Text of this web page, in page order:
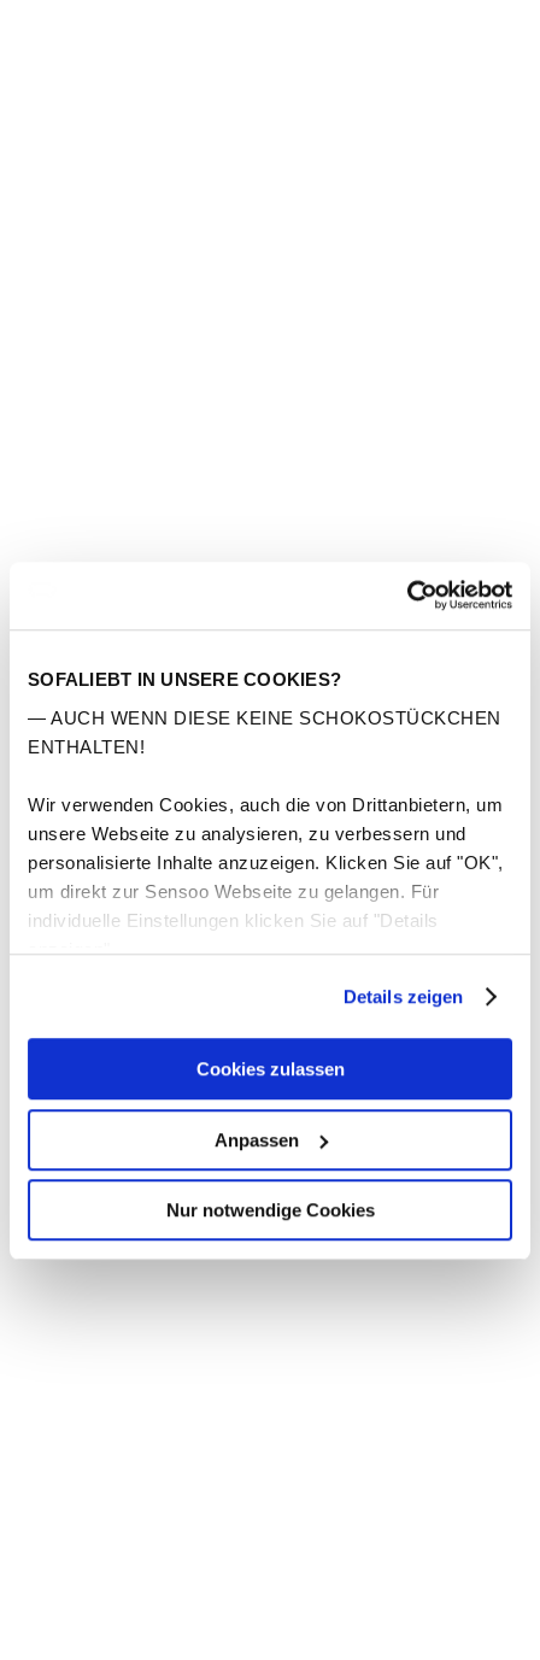
SOFALIEBT IN UNSERE COOKIES?
— AUCH WENN DIESE KEINE SCHOKOSTÜCKCHEN
ENTHALTEN!
Wir verwenden Cookies, auch die von Drittanbietern, um
unsere Webseite zu analysieren, zu verbessern und
personalisierte Inhalte anzuzeigen. Klicken Sie auf "OK",
um direkt zur Sensoo Webseite zu gelangen. Für
individuelle Einstellungen klicken Sie auf "Details
anzeigen".
Details zeigen
Cookies zulassen
Anpassen
Nur notwendige Cookies